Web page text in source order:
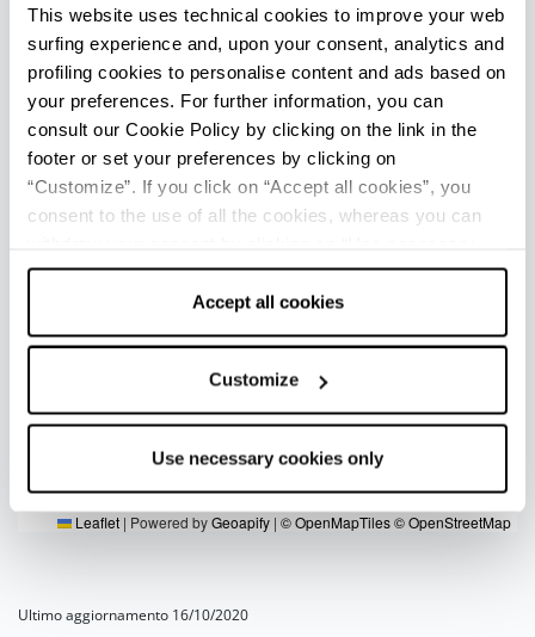
This website uses technical cookies to improve your web
surfing experience and, upon your consent, analytics and
profiling cookies to personalise content and ads based on
your preferences. For further information, you can
consult our Cookie Policy by clicking on the link in the
footer or set your preferences by clicking on
“Customize”. If you click on “Accept all cookies”, you
consent to the use of all the cookies, whereas you can
cookies only” and only the technical cookies for the
correct functioning of the website will be used.
Accept all cookies
Customize
Use necessary cookies only
Leaflet | Powered byGeoapify | © OpenMapTiles© OpenStreetMap
Ultimo aggiornamento 16/10/2020